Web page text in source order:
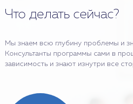
Что делать сейчас?
Мы знаем всю глубину проблемы и
Консультанты программы сами в
зависимость и знают изнутри все